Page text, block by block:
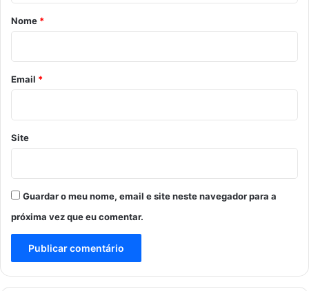
r
o
*
Nome *
Email *
Site
Guardar o meu nome, email e site neste navegador para a
próxima vez que eu comentar.